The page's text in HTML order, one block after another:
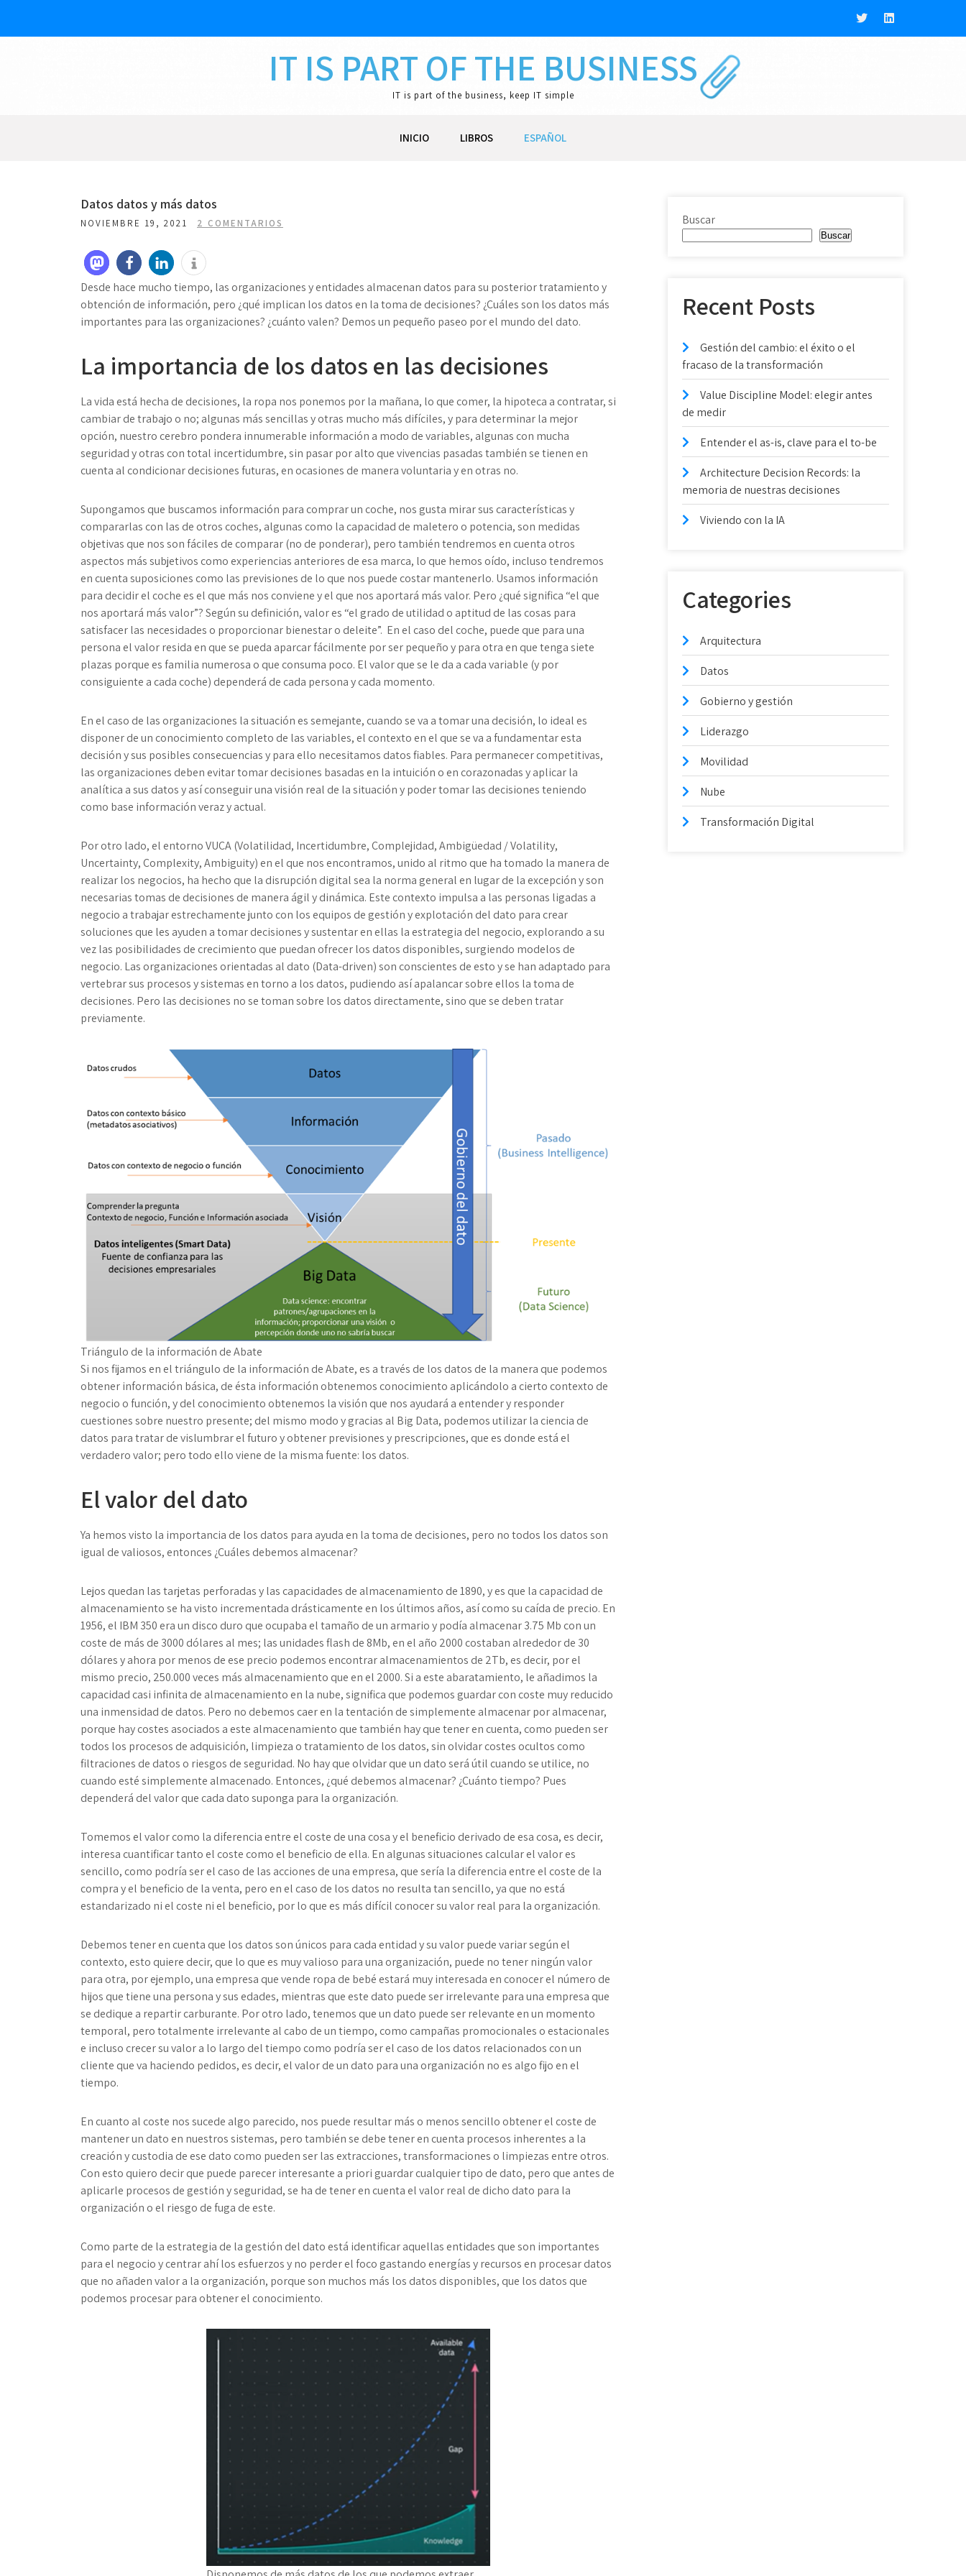
IT IS PART OF THE BUSINESS
IT is part of the business, keep IT simple
INICIO LIBROS ESPAÑOL
Datos datos y más datos
NOVIEMBRE 19, 2021 2 COMENTARIOS
Desde hace mucho tiempo, las organizaciones y entidades almacenan datos para su posterior tratamiento y
obtención de información, pero ¿qué implican los datos en la toma de decisiones? ¿Cuáles son los datos más
importantes para las organizaciones? ¿cuánto valen? Demos un pequeño paseo por el mundo del dato.
La importancia de los datos en las decisiones
La vida está hecha de decisiones, la ropa nos ponemos por la mañana, lo que comer, la hipoteca a contratar, si
cambiar de trabajo o no; algunas más sencillas y otras mucho más difíciles, y para determinar la mejor
opción, nuestro cerebro pondera innumerable información a modo de variables, algunas con mucha
seguridad y otras con total incertidumbre, sin pasar por alto que vivencias pasadas también se tienen en
cuenta al condicionar decisiones futuras, en ocasiones de manera voluntaria y en otras no.
Supongamos que buscamos información para comprar un coche, nos gusta mirar sus características y
compararlas con las de otros coches, algunas como la capacidad de maletero o potencia, son medidas
objetivas que nos son fáciles de comparar (no de ponderar), pero también tendremos en cuenta otros
aspectos más subjetivos como experiencias anteriores de esa marca, lo que hemos oído, incluso tendremos
en cuenta suposiciones como las previsiones de lo que nos puede costar mantenerlo. Usamos información
para decidir el coche es el que más nos conviene y el que nos aportará más valor. Pero ¿qué significa “el que
nos aportará más valor”? Según su definición, valor es “el grado de utilidad o aptitud de las cosas para
satisfacer las necesidades o proporcionar bienestar o deleite”. En el caso del coche, puede que para una
persona el valor resida en que se pueda aparcar fácilmente por ser pequeño y para otra en que tenga siete
plazas porque es familia numerosa o que consuma poco. El valor que se le da a cada variable (y por
consiguiente a cada coche) dependerá de cada persona y cada momento.
En el caso de las organizaciones la situación es semejante, cuando se va a tomar una decisión, lo ideal es
disponer de un conocimiento completo de las variables, el contexto en el que se va a fundamentar esta
decisión y sus posibles consecuencias y para ello necesitamos datos fiables. Para permanecer competitivas,
las organizaciones deben evitar tomar decisiones basadas en la intuición o en corazonadas y aplicar la
analítica a sus datos y así conseguir una visión real de la situación y poder tomar las decisiones teniendo
como base información veraz y actual.
Por otro lado, el entorno VUCA (Volatilidad, Incertidumbre, Complejidad, Ambigüedad / Volatility,
Uncertainty, Complexity, Ambiguity) en el que nos encontramos, unido al ritmo que ha tomado la manera de
realizar los negocios, ha hecho que la disrupción digital sea la norma general en lugar de la excepción y son
necesarias tomas de decisiones de manera ágil y dinámica. Este contexto impulsa a las personas ligadas a
negocio a trabajar estrechamente junto con los equipos de gestión y explotación del dato para crear
soluciones que les ayuden a tomar decisiones y sustentar en ellas la estrategia del negocio, explorando a su
vez las posibilidades de crecimiento que puedan ofrecer los datos disponibles, surgiendo modelos de
negocio. Las organizaciones orientadas al dato (Data-driven) son conscientes de esto y se han adaptado para
vertebrar sus procesos y sistemas en torno a los datos, pudiendo así apalancar sobre ellos la toma de
decisiones. Pero las decisiones no se toman sobre los datos directamente, sino que se deben tratar
previamente.
Triángulo de la información de Abate
Si nos fijamos en el triángulo de la información de Abate, es a través de los datos de la manera que podemos
obtener información básica, de ésta información obtenemos conocimiento aplicándolo a cierto contexto de
negocio o función, y del conocimiento obtenemos la visión que nos ayudará a entender y responder
cuestiones sobre nuestro presente; del mismo modo y gracias al Big Data, podemos utilizar la ciencia de
datos para tratar de vislumbrar el futuro y obtener previsiones y prescripciones, que es donde está el
verdadero valor; pero todo ello viene de la misma fuente: los datos.
El valor del dato
Ya hemos visto la importancia de los datos para ayuda en la toma de decisiones, pero no todos los datos son
igual de valiosos, entonces ¿Cuáles debemos almacenar?
Lejos quedan las tarjetas perforadas y las capacidades de almacenamiento de 1890, y es que la capacidad de
almacenamiento se ha visto incrementada drásticamente en los últimos años, así como su caída de precio. En
1956, el IBM 350 era un disco duro que ocupaba el tamaño de un armario y podía almacenar 3.75 Mb con un
coste de más de 3000 dólares al mes; las unidades flash de 8Mb, en el año 2000 costaban alrededor de 30
dólares y ahora por menos de ese precio podemos encontrar almacenamientos de 2Tb, es decir, por el
mismo precio, 250.000 veces más almacenamiento que en el 2000. Si a este abaratamiento, le añadimos la
capacidad casi infinita de almacenamiento en la nube, significa que podemos guardar con coste muy reducido
una inmensidad de datos. Pero no debemos caer en la tentación de simplemente almacenar por almacenar,
porque hay costes asociados a este almacenamiento que también hay que tener en cuenta, como pueden ser
todos los procesos de adquisición, limpieza o tratamiento de los datos, sin olvidar costes ocultos como
filtraciones de datos o riesgos de seguridad. No hay que olvidar que un dato será útil cuando se utilice, no
cuando esté simplemente almacenado. Entonces, ¿qué debemos almacenar? ¿Cuánto tiempo? Pues
dependerá del valor que cada dato suponga para la organización.
Tomemos el valor como la diferencia entre el coste de una cosa y el beneficio derivado de esa cosa, es decir,
interesa cuantificar tanto el coste como el beneficio de ella. En algunas situaciones calcular el valor es
sencillo, como podría ser el caso de las acciones de una empresa, que sería la diferencia entre el coste de la
compra y el beneficio de la venta, pero en el caso de los datos no resulta tan sencillo, ya que no está
estandarizado ni el coste ni el beneficio, por lo que es más difícil conocer su valor real para la organización.
Debemos tener en cuenta que los datos son únicos para cada entidad y su valor puede variar según el
contexto, esto quiere decir, que lo que es muy valioso para una organización, puede no tener ningún valor
para otra, por ejemplo, una empresa que vende ropa de bebé estará muy interesada en conocer el número de
hijos que tiene una persona y sus edades, mientras que este dato puede ser irrelevante para una empresa que
se dedique a repartir carburante. Por otro lado, tenemos que un dato puede ser relevante en un momento
temporal, pero totalmente irrelevante al cabo de un tiempo, como campañas promocionales o estacionales
e incluso crecer su valor a lo largo del tiempo como podría ser el caso de los datos relacionados con un
cliente que va haciendo pedidos, es decir, el valor de un dato para una organización no es algo fijo en el
tiempo.
En cuanto al coste nos sucede algo parecido, nos puede resultar más o menos sencillo obtener el coste de
mantener un dato en nuestros sistemas, pero también se debe tener en cuenta procesos inherentes a la
creación y custodia de ese dato como pueden ser las extracciones, transformaciones o limpiezas entre otros.
Con esto quiero decir que puede parecer interesante a priori guardar cualquier tipo de dato, pero que antes de
aplicarle procesos de gestión y seguridad, se ha de tener en cuenta el valor real de dicho dato para la
organización o el riesgo de fuga de este.
Como parte de la estrategia de la gestión del dato está identificar aquellas entidades que son importantes
para el negocio y centrar ahí los esfuerzos y no perder el foco gastando energías y recursos en procesar datos
que no añaden valor a la organización, porque son muchos más los datos disponibles, que los datos que
podemos procesar para obtener el conocimiento.
Buscar
Buscar
Recent Posts
Gestión del cambio: el éxito o el
fracaso de la transformación
Value Discipline Model: elegir antes
de medir
Entender el as-is, clave para el to-be
Architecture Decision Records: la
memoria de nuestras decisiones
Viviendo con la IA
Categories
Arquitectura
Datos
Gobierno y gestión
Liderazgo
Movilidad
Nube
Transformación Digital